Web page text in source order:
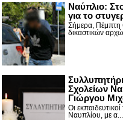
Nαύπλιο:
για το
Σήμερα, Πέμπτη
δικαστικών
Σχολείων
Γιώργου
Οι
Ναυπλίου, με α...